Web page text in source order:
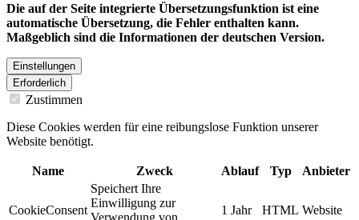
Die auf der Seite integrierte Übersetzungsfunktion ist eine
automatische Übersetzung, die Fehler enthalten kann.
Maßgeblich sind die Informationen der deutschen Version.
Einstellungen
Erforderlich
Zustimmen
Diese Cookies werden für eine reibungslose Funktion unserer
Website benötigt.
Name Zweck Ablauf Typ Anbieter
CookieConsent
Speichert Ihre
Einwilligung zur
Verwendung von
1 Jahr HTML Website